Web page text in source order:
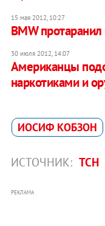
15 мая 2012, 10:27
BMW
30 июля 2012, 14:07
Американцы
наркотиками и
ИОСИФ КОБЗОН
ИСТОЧНИК: ТСН
РЕКЛАМА